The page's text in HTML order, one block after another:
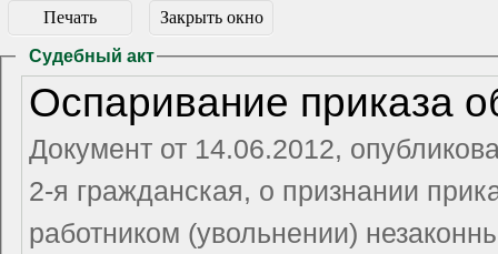
Печать Закрыть окно
Судебный акт
Оспаривание приказа
Документ от 14.06.2012,
2-я гражданская, о признании
работником (увольнении)